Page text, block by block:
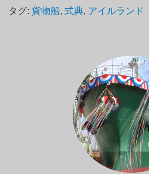
タグ:貨物船,式典, アイルランド